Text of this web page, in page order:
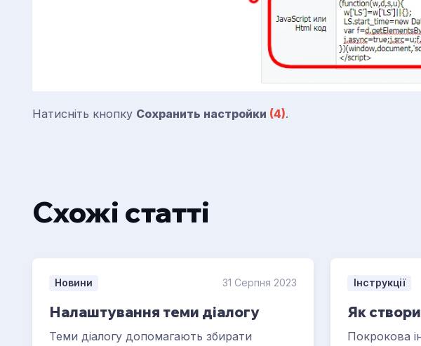
Натисніть кнопку Сохранить настройки (4).
Схожі статті
Новини 31 Серпня 2023
Налаштування теми діалогу
Теми діалогу допомагають збирати
Інструкції
Як
Покрокова